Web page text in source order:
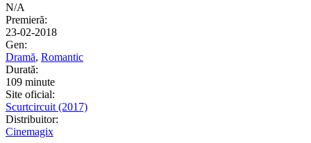
N/A
Premieră:
23-02-2018
Gen:
Dramă, Romantic
Durată:
109 minute
Site oficial:
Scurtcircuit (2017)
Distribuitor:
Cinemagix